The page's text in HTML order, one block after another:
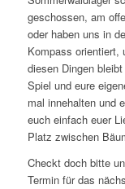
geschossen, am
oder haben uns in
Kompass orientiert,
diesen Dingen
Spiel und eure
mal innehalten und
euch einfach euer
Platz zwischen
Checkt doch bitte
Termin für das